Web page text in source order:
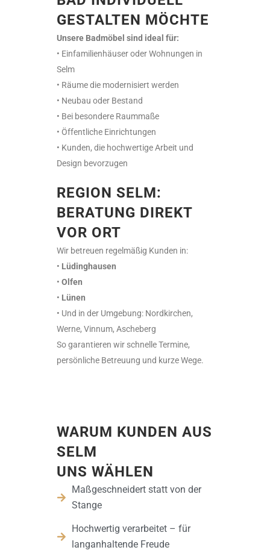
GESTALTEN MÖCHTE
Unsere Badmöbel sind ideal für:
• Einfamilienhäuser oder Wohnungen in
Selm
• Räume die modernisiert werden
• Neubau oder Bestand
• Bei besondere Raummaße
• Öffentliche Einrichtungen
• Kunden, die hochwertige Arbeit und
Design bevorzugen
REGION SELM:
BERATUNG DIREKT
VOR ORT
Wir betreuen regelmäßig Kunden in:
• Lüdinghausen
• Olfen
• Lünen
• Und in der Umgebung: Nordkirchen,
Werne, Vinnum, Ascheberg
So garantieren wir schnelle Termine,
persönliche Betreuung und kurze Wege.
WARUM KUNDEN AUS
SELM
UNS WÄHLEN
Maßgeschneidert statt von der
Stange
Hochwertig verarbeitet – für
langanhaltende Freude